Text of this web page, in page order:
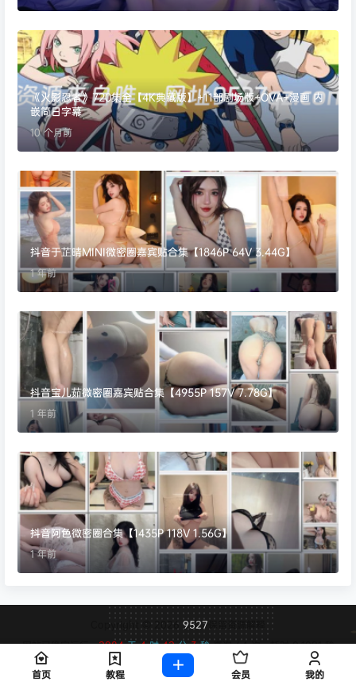
《火影忍者》720集全【4K典藏版】+11部剧场版+OVA+漫画 内
嵌简日字幕
10 个月前
抖音于芷晴MINI微密圈嘉宾贴合集【1846P 64V 3.44G】
1 年前
抖音宝儿茹微密圈嘉宾贴合集【4955P 157V 7.78G】
1 年前
抖音阿色微密圈合集【1435P 118V 1.56G】
1 年前
Copyright © 2026 9527 保留资源解释
网站已稳定运行：2084天4时42分4秒 查询 64 次，耗时 0.1091 秒
首页 教程 会员 我的